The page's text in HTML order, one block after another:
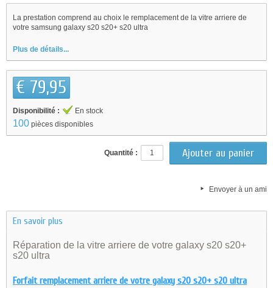
La prestation comprend au choix le remplacement de la vitre arriere de
votre samsung galaxy s20 s20+ s20 ultra
Plus de détails...
€ 79,95
Disponibilité : En stock
100 pièces disponibles
Quantité :
Envoyer à un ami
En savoir plus
Réparation de la vitre arriere de votre galaxy s20 s20+
s20 ultra
Forfait remplacement arriere de votre galaxy s20 s20+ s20 ultra